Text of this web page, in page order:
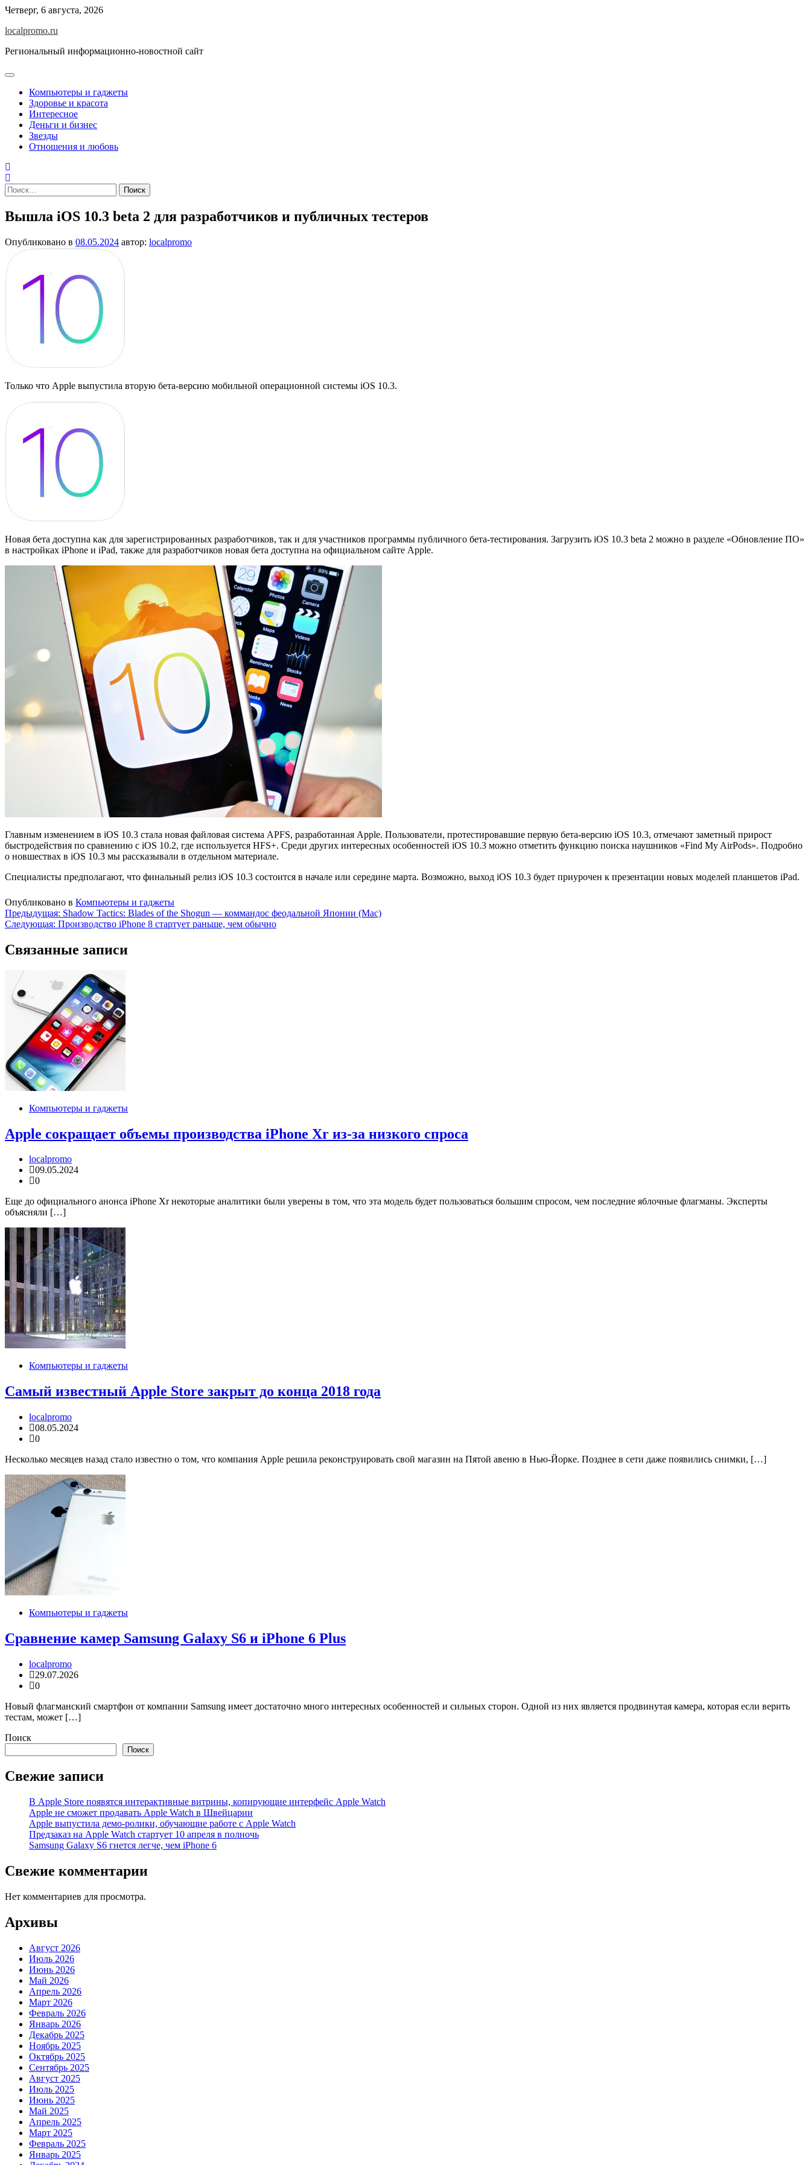
Перейти
содержимому
Четверг, 6 августа, 2026
localpromo.ru
Региональный информационно-новостной сайт
Компьютеры и гаджеты
Здоровье и красота
Интересное
Деньги и бизнес
Звезды
Отношения и любовь
Найти:
Вышла iOS 10.3 beta 2 для разработчиков и публичных тестеров
Опубликовано в 08.05.2024 автор: localpromo
Только что Apple выпустила вторую бета-версию мобильной операционной системы iOS 10.3.
Новая бета доступна как для зарегистрированных разработчиков, так и для участников программы публичного бета-тестирования. Загрузить iOS 10.3 beta 2 можно в разделе «Обновление ПО»
в настройках iPhone и iPad, также для разработчиков новая бета доступна на официальном сайте Apple.
Главным изменением в iOS 10.3 стала новая файловая система APFS, разработанная Apple. Пользователи, протестировавшие первую бета-версию iOS 10.3, отмечают заметный прирост
быстродействия по сравнению с iOS 10.2, где используется HFS+. Среди других интересных особенностей iOS 10.3 можно отметить функцию поиска наушников «Find My AirPods». Подробно
о новшествах в iOS 10.3 мы рассказывали в отдельном материале.
Специалисты предполагают, что финальный релиз iOS 10.3 состоится в начале или середине марта. Возможно, выход iOS 10.3 будет приурочен к презентации новых моделей планшетов iPad.
Опубликовано в Компьютеры и гаджеты
Навигация
по
записям
Предыдущая: Shadow Tactics: Blades of the Shogun — коммандос феодальной Японии (Mac)
Следующая: Производство iPhone 8 стартует раньше, чем обычно
Связанные записи
Компьютеры и гаджеты
Apple сокращает объемы производства iPhone Xr из-за низкого спроса
localpromo
09.05.2024
0
Еще до официального анонса iPhone Xr некоторые аналитики были уверены в том, что эта модель будет пользоваться большим спросом, чем последние яблочные флагманы. Эксперты
объясняли […]
Компьютеры и гаджеты
Самый известный Apple Store закрыт до конца 2018 года
localpromo
08.05.2024
0
Несколько месяцев назад стало известно о том, что компания Apple решила реконструировать свой магазин на Пятой авеню в Нью-Йорке. Позднее в сети даже появились снимки, […]
Компьютеры и гаджеты
Сравнение камер Samsung Galaxy S6 и iPhone 6 Plus
localpromo
29.07.2026
0
Новый флагманский смартфон от компании Samsung имеет достаточно много интересных особенностей и сильных сторон. Одной из них является продвинутая камера, которая если верить
тестам, может […]
Поиск
Поиск
Свежие записи
В Apple Store появятся интерактивные витрины, копирующие интерфейс Apple Watch
Apple не сможет продавать Apple Watch в Швейцарии
Apple выпустила демо-ролики, обучающие работе с Apple Watch
Предзаказ на Apple Watch стартует 10 апреля в полночь
Samsung Galaxy S6 гнется легче, чем iPhone 6
Свежие комментарии
Нет комментариев для просмотра.
Архивы
Август 2026
Июль 2026
Июнь 2026
Май 2026
Апрель 2026
Март 2026
Февраль 2026
Январь 2026
Декабрь 2025
Ноябрь 2025
Октябрь 2025
Сентябрь 2025
Август 2025
Июль 2025
Июнь 2025
Май 2025
Апрель 2025
Март 2025
Февраль 2025
Январь 2025